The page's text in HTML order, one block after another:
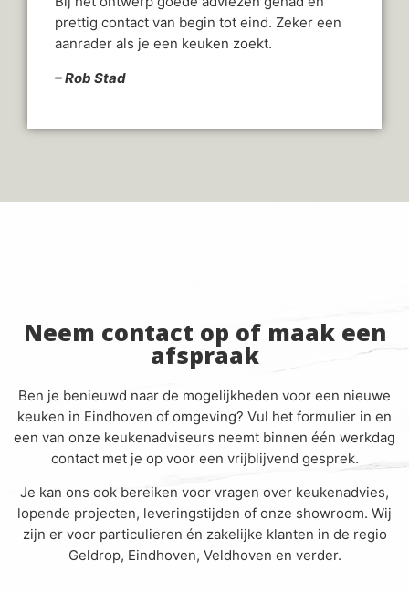
prettig contact van begin tot eind. Zeker een
aanrader als je een keuken zoekt.
– Rob Stad
Neem contact op of maak een
afspraak
Ben je benieuwd naar de mogelijkheden voor een nieuwe
keuken in Eindhoven of omgeving? Vul het formulier in en
een van onze keukenadviseurs neemt binnen één werkdag
contact met je op voor een vrijblijvend gesprek.
Je kan ons ook bereiken voor vragen over keukenadvies,
lopende projecten, leveringstijden of onze showroom. Wij
zijn er voor particulieren én zakelijke klanten in de regio
Geldrop, Eindhoven, Veldhoven en verder.